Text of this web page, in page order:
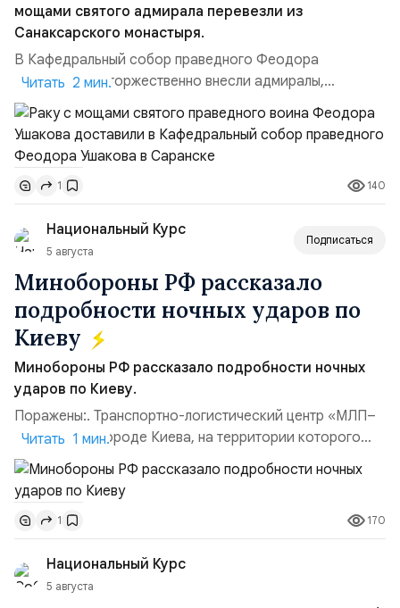
мощами святого адмирала перевезли из
Санаксарского монастыря.
В Кафедральный собор праведного Феодора
Ушакова раку торжественно внесли адмиралы,
участвовавшие в канонизации святого праведного
воина Феодора Ушакова 25 лет назад:Адмирал
Владимир Прокофьевич Валуев, командующий
Балтийским флотом ВМФ России (2001–2006
гг.);Адмирал Владимир Петрович Комоедов,
командующий Черноморским флотом ВМФ России
(1998–2002 г...
Читать 2 мин.
1 140
Национальный Курс
5 августа
Подписаться
Минобороны РФ рассказало
подробности ночных ударов по
Киеву
Минобороны РФ рассказало подробности ночных
ударов по Киеву.
Поражены:. Транспортно-логистический центр «МЛП–
Чайка» в пригороде Киева, на территории которого
осуществлялось хранение, сборка а также запуск с
прилегающего полевого аэродром «Чайка»
дальнобойных БПЛА ВСУ; Складские помещения
«Транс-Логистик» в Оболонском районе г. Киев,
использовавшиеся для хранения военного
имущества ВСУ; Сортировочны...
Читать 1 мин.
1 170
Национальный Курс
5 августа